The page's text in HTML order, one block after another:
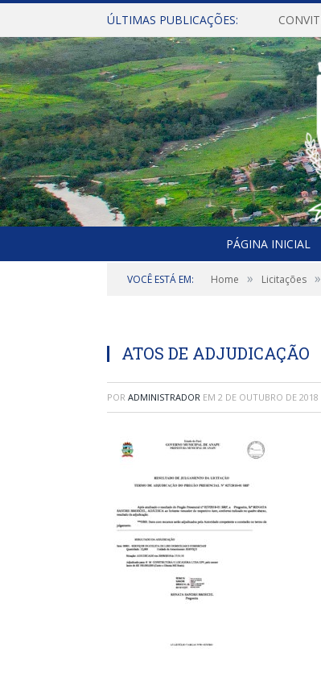
ÚLTIMAS PUBLICAÇÕES:
PÁGINA INICIAL
VOCÊ ESTÁ EM: Home » Licitações »
ATOS DE ADJUDICAÇÃO
POR ADMINISTRADOR EM 2 DE OUTUBRO DE 2018